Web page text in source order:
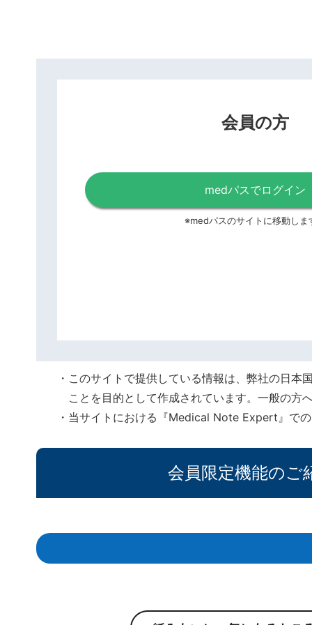
会員の方
medパスでログイン
※medパスのサイトに移動しま
このサイトで提供している情報は、弊社の日本
ことを目的として作成されています。一般の方
当サイトにおける『Medical Note Expert』で
会員限定機能のご